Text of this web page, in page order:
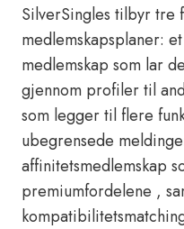
SilverSingles tilbyr tre
medlemskapsplaner:
medlemskap som lar
gjennom profiler til
som legger til flere
ubegrensede
affinitetsmedlemskap
premiumfordelene ,